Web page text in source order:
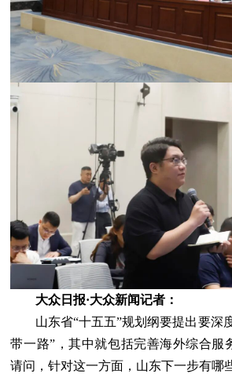
大众日报·大众新闻记者：
山东省“十五五”规划纲要提出要深
带一路”，其中就包括完善海外综合服
请问，针对这一方面，山东下一步有哪